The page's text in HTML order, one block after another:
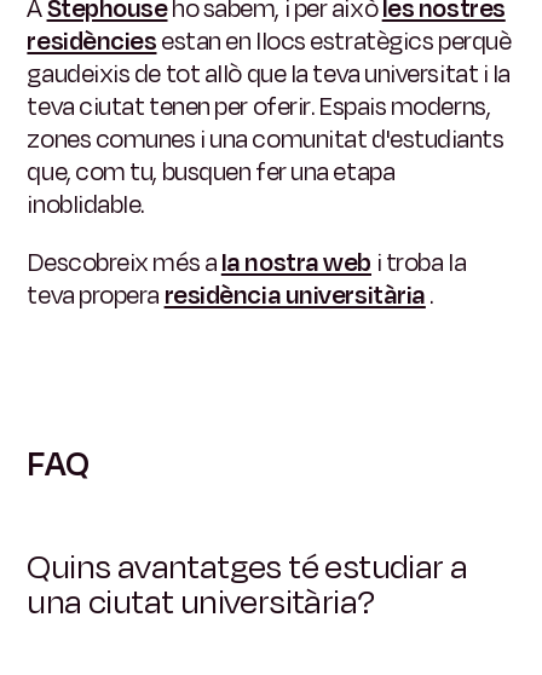
AStephouseho sabem, i per aixòles nostres
residènciesestan en llocs estratègics perquè
gaudeixis de tot allò que la teva universitat i la
teva ciutat tenen per oferir. Espais moderns,
zones comunes i una comunitat d'estudiants
que, com tu, busquen fer una etapa
inoblidable.
Descobreix més ala nostra web i troba la
teva propera residència universitària.
FAQ
Quins avantatges té estudiar a
una ciutat universitària?